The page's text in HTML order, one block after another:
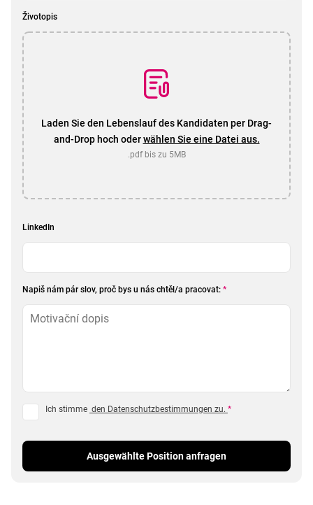
Životopis
Laden Sie den Lebenslauf des Kandidaten per Drag-
and-Drop hoch oderwählen Sie eine Datei aus.
.pdf bis zu 5MB
LinkedIn
Napiš nám pár slov, proč bys u nás chtěl/a pracovat: *
Ich stimme den Datenschutzbestimmungen zu. *
Ausgewählte Position anfragen